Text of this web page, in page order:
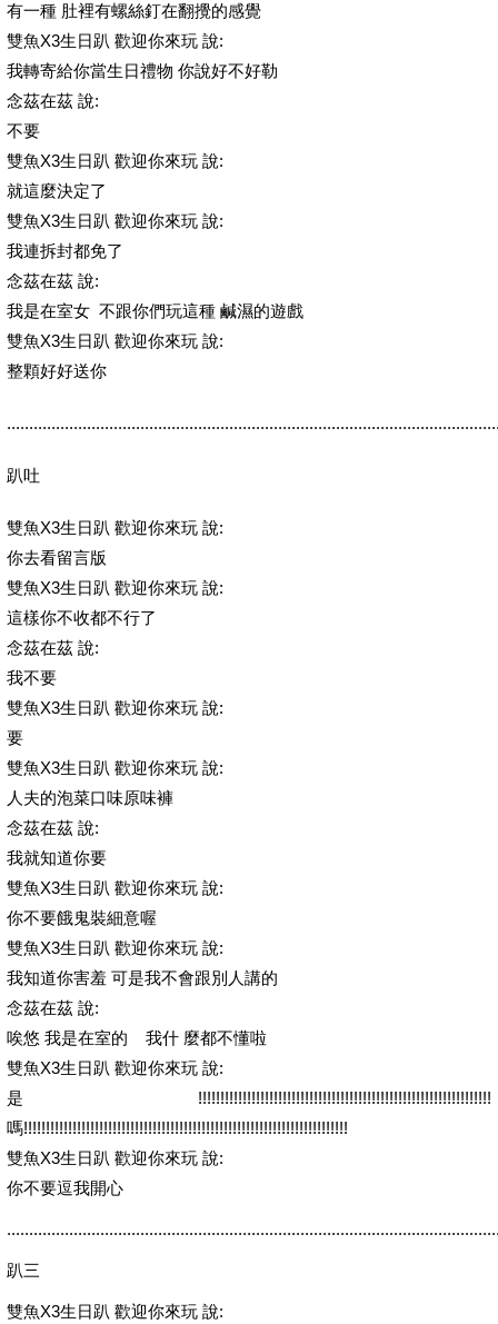
有一種 肚裡有螺絲釘在翻攪的感覺
雙魚X3生日趴 歡迎你來玩 說:
我轉寄給你當生日禮物 你說好不好勒
念茲在茲 說:
不要
雙魚X3生日趴 歡迎你來玩 說:
就這麼決定了
雙魚X3生日趴 歡迎你來玩 說:
我連拆封都免了
念茲在茲 說:
我是在室女 不跟你們玩這種 鹹濕的遊戲
雙魚X3生日趴 歡迎你來玩 說:
整顆好好送你
趴吐
雙魚X3生日趴 歡迎你來玩 說:
你去看留言版
雙魚X3生日趴 歡迎你來玩 說:
這樣你不收都不行了
念茲在茲 說:
我不要
雙魚X3生日趴 歡迎你來玩 說:
要
雙魚X3生日趴 歡迎你來玩 說:
人夫的泡菜口味原味褲
念茲在茲 說:
我就知道你要
雙魚X3生日趴 歡迎你來玩 說:
你不要餓鬼裝細意喔
雙魚X3生日趴 歡迎你來玩 說:
我知道你害羞 可是我不會跟別人講的
念茲在茲 說:
唉悠 我是在室的 我什 麼都不懂啦
雙魚X3生日趴 歡迎你來玩 說:
是!!!!!!!!!!!!!!!!!!!!!!!!!!!!!!!!!!!!!!!!!!!!!!!!!!!!!!!!!!!!!!!!!!
嗎!!!!!!!!!!!!!!!!!!!!!!!!!!!!!!!!!!!!!!!!!!!!!!!!!!!!!!!!!!!!!!!!!!!!!!!!!
雙魚X3生日趴 歡迎你來玩 說:
你不要逗我開心
趴三
雙魚X3生日趴 歡迎你來玩 說: